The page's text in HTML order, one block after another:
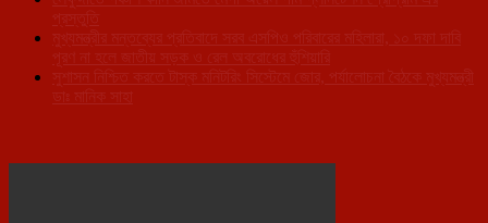
প্রস্তুতি
মুখ্যমন্ত্রীর মন্তব্যের প্রতিবাদে সরব এসপিও পরিবারের মহিলারা, ১০ দফা দাবি
পূরণ না হলে জাতীয় সড়ক ও রেল অবরোধের হুঁশিয়ারি
সুশাসন নিশ্চিত করতে টাস্ক মনিটরিং সিস্টেমে জোর, পর্যালোচনা বৈঠকে মুখ্যমন্ত্রী
ডাঃ মানিক সাহা